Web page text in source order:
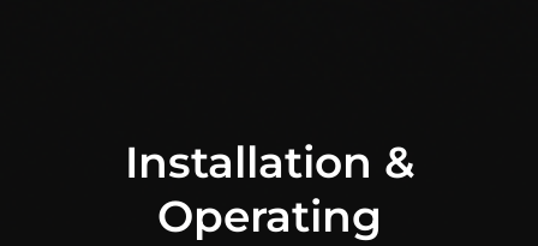
Installation &
Operating